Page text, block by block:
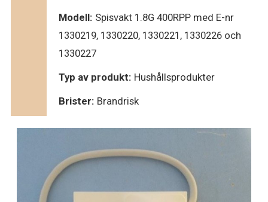
Modell: Spisvakt 1.8G 400RPP med E-nr
1330219, 1330220, 1330221, 1330226 och
1330227
Typ av produkt: Hushållsprodukter
Brister: Brandrisk